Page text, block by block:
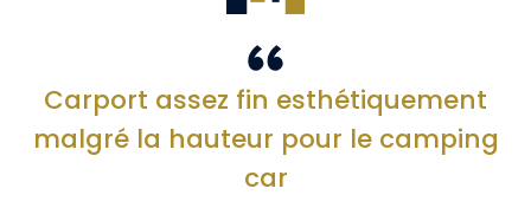
Carport assez fin esthétiquement
malgré la hauteur pour le camping
car